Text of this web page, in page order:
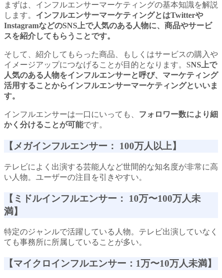
まずは、インフルエンサーマーケティングの基本知識を解説
します。 インフルエンサーマーケティングとはTwitterや
InstagramなどのSNS上で人気のある人物に、商品やサービ
スを紹介してもらうことです。
そして、紹介してもらった商品、もしくはサービスの購入や
イメージアップにつなげることが目的となります。SNS上で
人気のある人物をインフルエンサーと呼び、マーケティング
活用することからインフルエンサーマーケティングといいま
す。
インフルエンサーは一口にいっても、 フォロワー数により細
かく分けることが可能です。
【メガインフルエンサー： 100万人以上】
テレビによく出演する芸能人など世間的な知名度が非常に高
い人物。ユーザーの注目を引きやすい。
【ミドルインフルエンサー： 10万〜100万人未
満】
特定のジャンルで活躍している人物。テレビ出演していなく
ても事務所に所属していることが多い。
【マイクロインフルエンサー：1万〜10万人未満】